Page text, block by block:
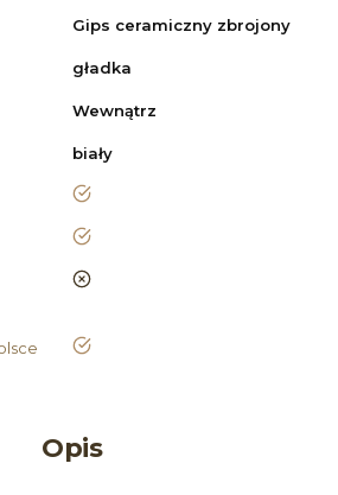
Gips ceramiczny zbrojony
gładka
Wewnątrz
biały
tak
tak
nie
tak
Opis